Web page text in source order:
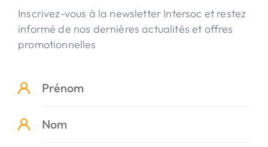
Inscrivez-vous à la newsletter Intersoc et restez
informé de nos dernières actualités et offres
promotionnelles